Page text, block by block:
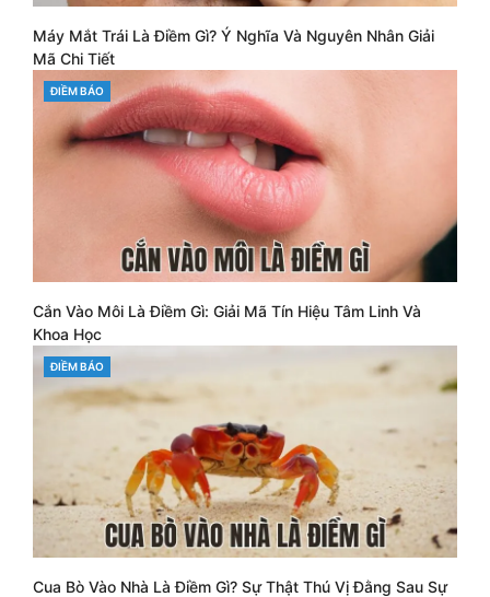
Máy Mắt Trái Là Điềm Gì? Ý Nghĩa Và Nguyên Nhân Giải
Mã Chi Tiết
CATEGORIES
ĐIỀM BÁO
Cắn Vào Môi Là Điềm Gì: Giải Mã Tín Hiệu Tâm Linh Và
Khoa Học
CATEGORIES
ĐIỀM BÁO
Cua Bò Vào Nhà Là Điềm Gì? Sự Thật Thú Vị Đằng Sau Sự